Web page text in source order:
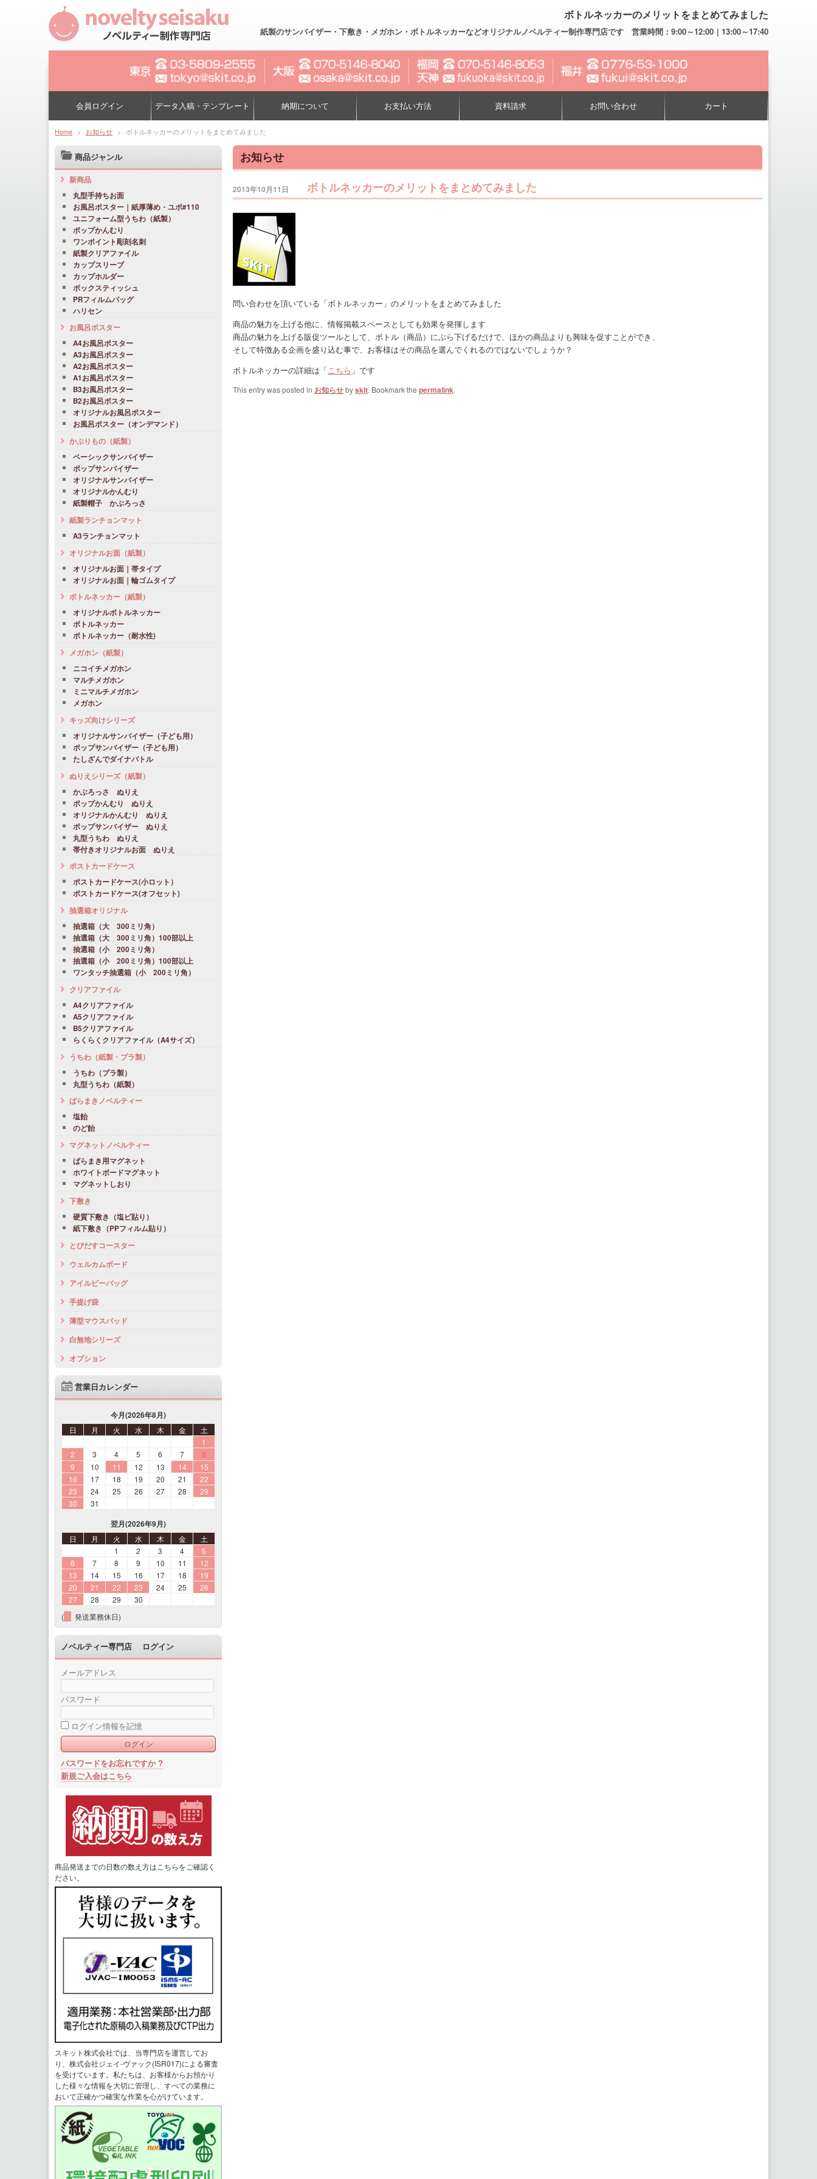
ボトルネッカーのメリットをまとめてみました
紙製のサンバイザー・下敷き・メガホン・ボトルネッカーなどオリジナルノベルティー制作専門店です 営業時間：9:00～12:00｜13:00～17:40
会員ログイン データ入稿・テンプレート 納期について お支払い方法 資料請求 お問い合わせ カート
Home > お知らせ > ボトルネッカーのメリットをまとめてみました
お知らせ
ボトルネッカーのメリットをまとめてみました
2013年10月11日
問い合わせを頂いている「ボトルネッカー」のメリットをまとめてみました
商品の魅力を上げる他に、情報掲載スペースとしても効果を発揮します
商品の魅力を上げる販促ツールとして、ボトル（商品）にぶら下げるだけで、ほかの商品よりも興味を促すことができ、
そして特徴ある企画を盛り込む事で、お客様はその商品を選んでくれるのではないでしょうか？
ボトルネッカーの詳細は「こちら 」です
This entry was posted in お知らせbyskit. Bookmark the permalink.
商品ジャンル
新商品
丸型手持ちお面
お風呂ポスター｜紙厚薄め・ユポ#110
ユニフォーム型うちわ（紙製）
ポップかんむり
ワンポイント彫刻名刺
紙製クリアファイル
カップスリーブ
カップホルダー
ボックスティッシュ
PRフィルムバッグ
ハリセン
お風呂ポスター
A4お風呂ポスター
A3お風呂ポスター
A2お風呂ポスター
A1お風呂ポスター
B3お風呂ポスター
B2お風呂ポスター
オリジナルお風呂ポスター
お風呂ポスター（オンデマンド）
かぶりもの（紙製）
ベーシックサンバイザー
ポップサンバイザー
オリジナルサンバイザー
オリジナルかんむり
紙製帽子 かぶろっさ
紙製ランチョンマット
A3ランチョンマット
オリジナルお面（紙製）
オリジナルお面｜帯タイプ
オリジナルお面｜輪ゴムタイプ
ボトルネッカー（紙製）
オリジナルボトルネッカー
ボトルネッカー
ボトルネッカー（耐水性)
メガホン（紙製）
ニコイチメガホン
マルチメガホン
ミニマルチメガホン
メガホン
キッズ向けシリーズ
オリジナルサンバイザー（子ども用）
ポップサンバイザー（子ども用）
たしざんでダイナバトル
ぬりえシリーズ（紙製）
かぶろっさ ぬりえ
ポップかんむり ぬりえ
オリジナルかんむり ぬりえ
ポップサンバイザー ぬりえ
丸型うちわ ぬりえ
帯付きオリジナルお面 ぬりえ
ポストカードケース
ポストカードケース(小ロット）
ポストカードケース(オフセット)
抽選箱オリジナル
抽選箱（大 300ミリ角）
抽選箱（大 300ミリ角）100部以上
抽選箱（小 200ミリ角）
抽選箱（小 200ミリ角）100部以上
ワンタッチ抽選箱（小 200ミリ角）
クリアファイル
A4クリアファイル
A5クリアファイル
B5クリアファイル
らくらくクリアファイル（A4サイズ）
うちわ（紙製・プラ製）
うちわ（プラ製）
丸型うちわ（紙製）
ばらまきノベルティー
塩飴
のど飴
マグネットノベルティー
ばらまき用マグネット
ホワイトボードマグネット
マグネットしおり
下敷き
硬質下敷き（塩ビ貼り）
紙下敷き（PPフィルム貼り）
とびだすコースター
ウェルカムボード
アイルビーバッグ
手提げ袋
薄型マウスパッド
白無地シリーズ
オプション
営業日カレンダー
今月(2026年8月)
日 月 火 水 木 金
土
1
2
3 4 5 6 7 8
9 10 11 12 13 14
15
16
17 18 19 20 21
22
23
24 25 26 27 28
29
30
31
翌月(2026年9月)
日 月 火 水 木 金
土
1
2 3 4
5
6
7 8 9 10 11
12
13
14 15 16 17 18
19
20
21 22 23 24 25
26
27
28 29
30
(
発送業務休日)
ノベルティー専門店 ログイン
メールアドレス
パスワード
ログイン情報を記憶
パスワードをお忘れですか ?
新規ご入会はこちら
商品発送までの日数の数え方はこちらをご確認く
ださい。
スキット株式会社では、当専門店を運営してお
り、株式会社ジェイ-ヴァック(ISR017)による審査
を受けています。私たちは、お客様からお預かり
した様々な情報を大切に管理し、すべての業務に
おいて正確かつ確実な作業を心がけています。